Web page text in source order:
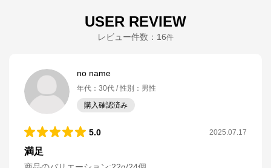
USER REVIEW
レビュー件数： 16件
no name
年代 ： 30代 性別 ： 男性
購入確認済み
5.0 2025.07.17
満足